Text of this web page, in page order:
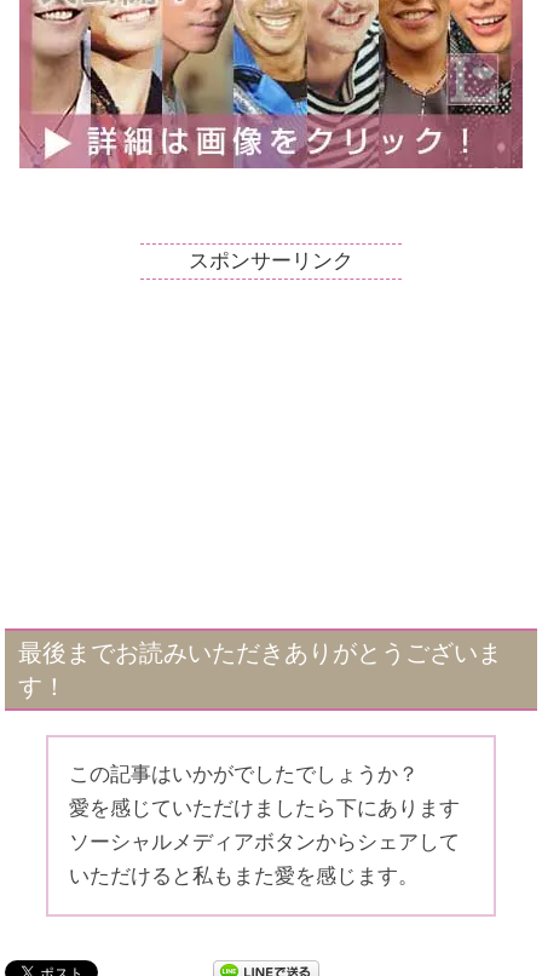
スポンサーリンク
最後までお読みいただきありがとうございま
す！
この記事はいかがでしたでしょうか？
愛を感じていただけましたら下にあります
ソーシャルメディアボタンからシェアして
いただけると私もまた愛を感じます。